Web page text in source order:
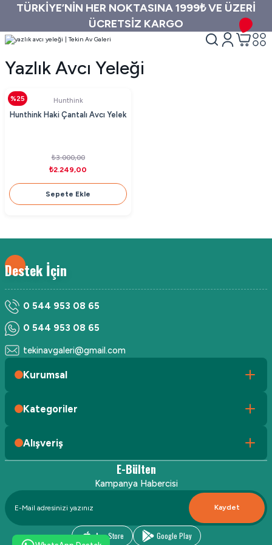
TÜRKİYE’NİN HER NOKTASINA 1999₺ VE ÜZERİ
ÜCRETSİZ KARGO
Yazlık Avcı Yeleği
%25 Hunthink
Hunthink Haki Çantalı Avcı Yelek
₺3.000,00
₺2.249,00
Sepete Ekle
Destek İçin
0 544 953 08 65
0 544 953 08 65
tekinavgaleri@gmail.com
Kurumsal
Kategoriler
Alışveriş
E-Bülten
Kampanya Habercisi
Kaydet
App Store Google Play